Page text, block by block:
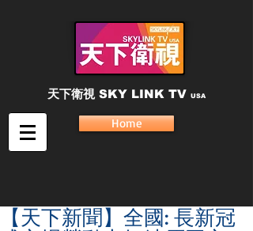
天下衛視 SKY LINK TV USA
Home
【天下新聞】全國: 長新冠